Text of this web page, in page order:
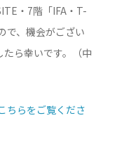
・7階「IFA・T-
で、機会がござい
たら幸いです。（中
ちらをご覧くださ